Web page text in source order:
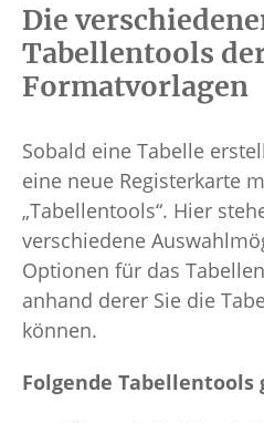
Die
Tabellentools
Formatvorlagen
Sobald eine Tabelle
eine neue Registerkarte
„Tabellentools“. Hier
verschiedene
Optionen für das
anhand derer Sie die
können.
Folgende Tabellentools